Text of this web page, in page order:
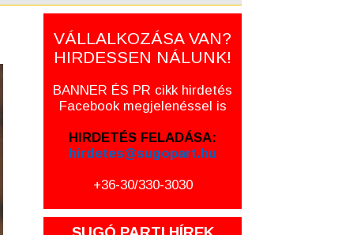
VÁLLALKOZÁSA VAN?
HIRDESSEN NÁLUNK!
BANNER ÉS PR cikk hirdetés
Facebook megjelenéssel is
HIRDETÉS FELADÁSA:
hirdetes@sugopart.hu
+36-30/330-3030